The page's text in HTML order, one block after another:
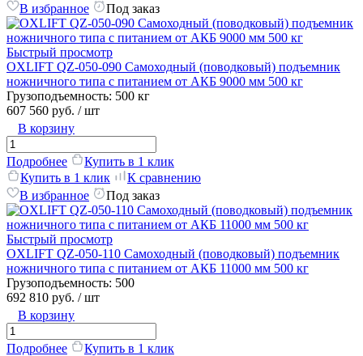
В избранное
Под заказ
Быстрый просмотр
OXLIFT QZ-050-090 Самоходный (поводковый) подъемник
ножничного типа с питанием от АКБ 9000 мм 500 кг
Грузоподъемность: 500 кг
607 560 руб. / шт
В корзину
Подробнее
Купить в 1 клик
Купить в 1 клик
К сравнению
В избранное
Под заказ
Быстрый просмотр
OXLIFT QZ-050-110 Самоходный (поводковый) подъемник
ножничного типа с питанием от АКБ 11000 мм 500 кг
Грузоподъемность: 500
692 810 руб. / шт
В корзину
Подробнее
Купить в 1 клик